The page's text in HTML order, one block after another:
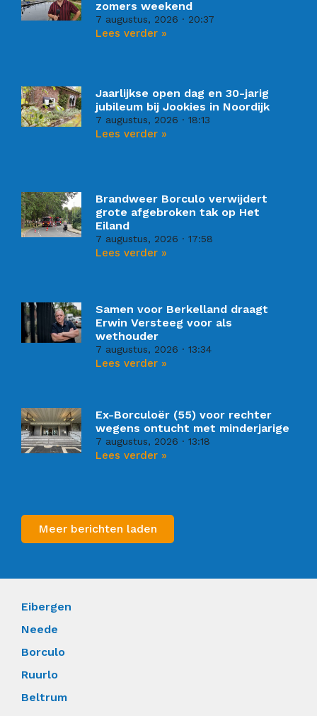
zomers weekend
7 augustus, 2026 20:37
Lees verder »
Jaarlijkse open dag en 30-jarig
jubileum bij Jookies in Noordijk
7 augustus, 2026 18:13
Lees verder »
Brandweer Borculo verwijdert
grote afgebroken tak op Het
Eiland
7 augustus, 2026 17:58
Lees verder »
Samen voor Berkelland draagt
Erwin Versteeg voor als
wethouder
7 augustus, 2026 13:34
Lees verder »
Ex-Borculoër (55) voor rechter
wegens ontucht met minderjarige
7 augustus, 2026 13:18
Lees verder »
Meer berichten laden
Eibergen
Neede
Borculo
Ruurlo
Beltrum